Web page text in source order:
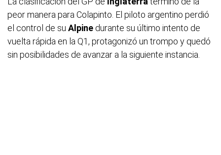
peor manera para Colapinto. El piloto argentino perdió
el control de su Alpine durante su último intento de
vuelta rápida en la Q1, protagonizó un trompo y quedó
sin posibilidades de avanzar a la siguiente instancia.